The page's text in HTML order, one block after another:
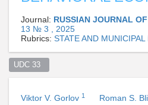
Journal: RUSSIAN JOURNAL
13 № 3 , 2025
Rubrics: STATE AND
UDC 33
Viktor V. Gorlov 1 Roman S.